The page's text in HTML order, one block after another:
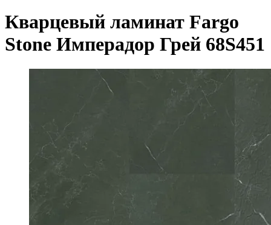
Кварцевый ламинат Fargo
Stone Имперадор Грей 68S451